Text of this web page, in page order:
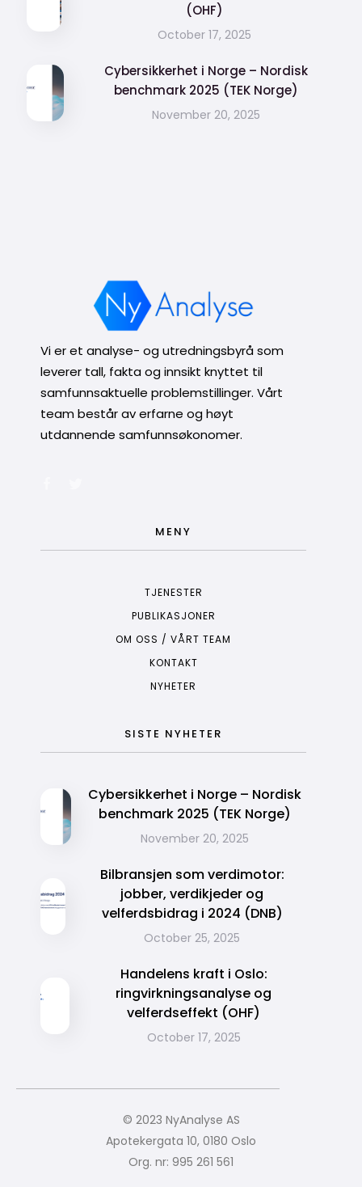
(OHF)
October 17, 2025
Cybersikkerhet i Norge – Nordisk
benchmark 2025 (TEK Norge)
November 20, 2025
Vi er et analyse- og utredningsbyrå som
leverer tall, fakta og innsikt knyttet til
samfunnsaktuelle problemstillinger. Vårt
team består av erfarne og høyt
utdannende samfunnsøkonomer.
MENY
TJENESTER
PUBLIKASJONER
OM OSS / VÅRT TEAM
KONTAKT
NYHETER
SISTE NYHETER
Cybersikkerhet i Norge – Nordisk
benchmark 2025 (TEK Norge)
November 20, 2025
Bilbransjen som verdimotor:
jobber, verdikjeder og
velferdsbidrag i 2024 (DNB)
October 25, 2025
Handelens kraft i Oslo:
ringvirkningsanalyse og
velferdseffekt (OHF)
October 17, 2025
© 2023 NyAnalyse AS
Apotekergata 10, 0180 Oslo
Org. nr: 995 261 561